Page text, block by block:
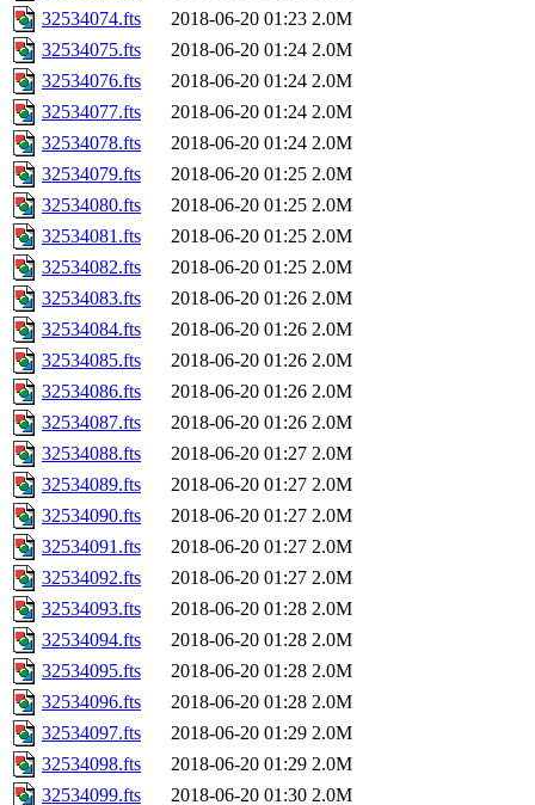
32534074.fts
2018-06-20 01:23 2.0M
32534075.fts
2018-06-20 01:24 2.0M
32534076.fts
2018-06-20 01:24 2.0M
32534077.fts
2018-06-20 01:24 2.0M
32534078.fts
2018-06-20 01:24 2.0M
32534079.fts
2018-06-20 01:25 2.0M
32534080.fts
2018-06-20 01:25 2.0M
32534081.fts
2018-06-20 01:25 2.0M
32534082.fts
2018-06-20 01:25 2.0M
32534083.fts
2018-06-20 01:26 2.0M
32534084.fts
2018-06-20 01:26 2.0M
32534085.fts
2018-06-20 01:26 2.0M
32534086.fts
2018-06-20 01:26 2.0M
32534087.fts
2018-06-20 01:26 2.0M
32534088.fts
2018-06-20 01:27 2.0M
32534089.fts
2018-06-20 01:27 2.0M
32534090.fts
2018-06-20 01:27 2.0M
32534091.fts
2018-06-20 01:27 2.0M
32534092.fts
2018-06-20 01:27 2.0M
32534093.fts
2018-06-20 01:28 2.0M
32534094.fts
2018-06-20 01:28 2.0M
32534095.fts
2018-06-20 01:28 2.0M
32534096.fts
2018-06-20 01:28 2.0M
32534097.fts
2018-06-20 01:29 2.0M
32534098.fts
2018-06-20 01:29 2.0M
32534099.fts
2018-06-20 01:30 2.0M